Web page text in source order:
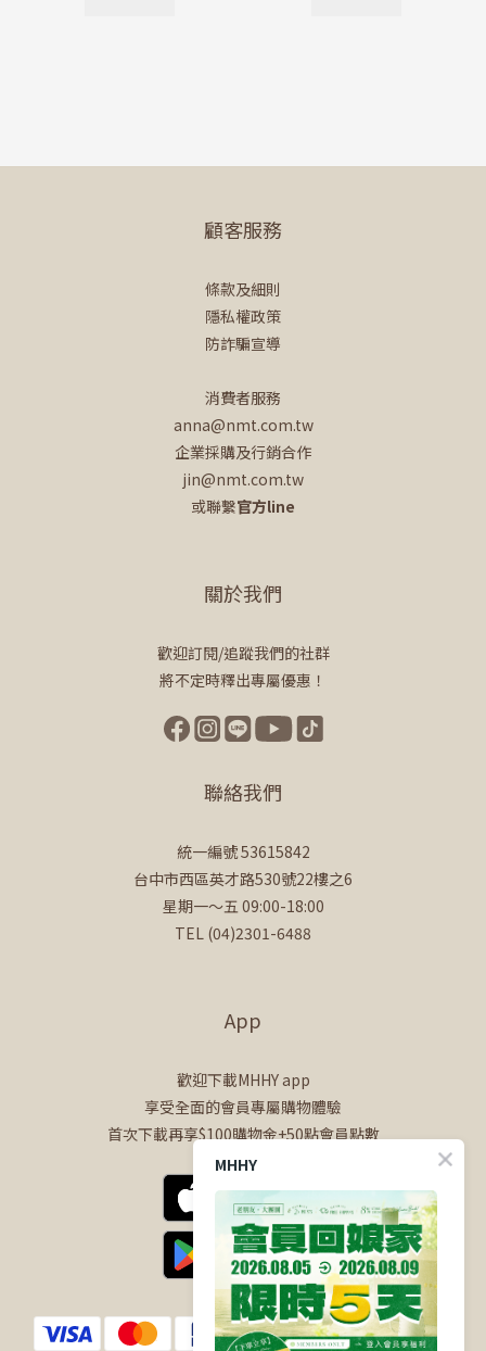
顧客服務
條款及細則
隱私權政策
防詐騙宣導
消費者服務
anna@nmt.com.tw
企業採購及行銷合作
jin@nmt.com.tw
或聯繫官方line
關於我們
歡迎訂閱/追蹤我們的社群
將不定時釋出專屬優惠！
聯絡我們
統一編號 53615842
台中市西區英才路530號22樓之6
星期一～五 09:00-18:00
TEL (04)2301-6488
App
歡迎下載MHHY app
享受全面的會員專屬購物體驗
首次下載再享$100購物金+50點會員點數
MHHY